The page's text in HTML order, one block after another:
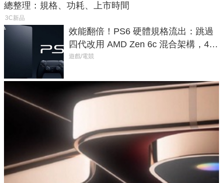
總整理：規格、功耗、上市時間
3C新品
效能翻倍！PS6 硬體規格流出：跳過
四代改用 AMD Zen 6c 混合架構，4K
120fps 與全光追時代來臨
遊戲/電競